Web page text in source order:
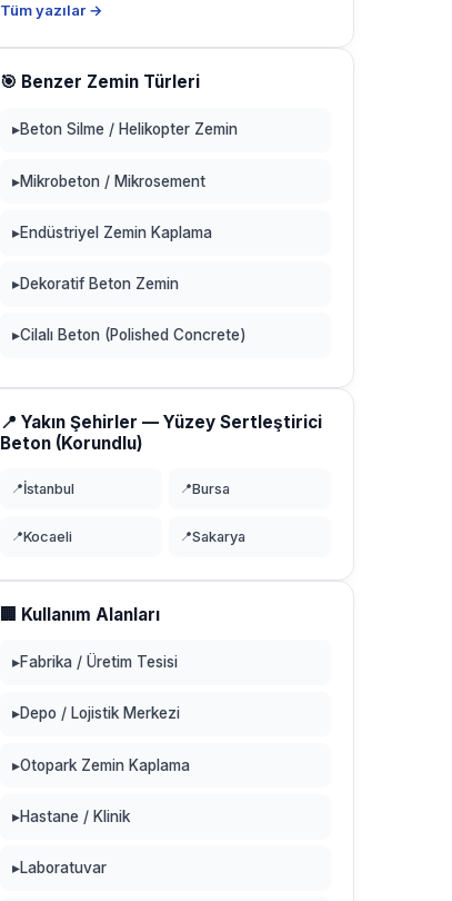
Tüm yazılar →
🎯 Benzer Zemin Türleri
▸Beton Silme / Helikopter Zemin
▸Mikrobeton / Mikrosement
▸Endüstriyel Zemin Kaplama
▸Dekoratif Beton Zemin
▸Cilalı Beton (Polished Concrete)
📍 Yakın Şehirler — Yüzey Sertleştirici
Beton (Korundlu)
📍İstanbul 📍Bursa
📍Kocaeli 📍Sakarya
🏢 Kullanım Alanları
▸Fabrika / Üretim Tesisi
▸Depo / Lojistik Merkezi
▸Otopark Zemin Kaplama
▸Hastane / Klinik
▸Laboratuvar